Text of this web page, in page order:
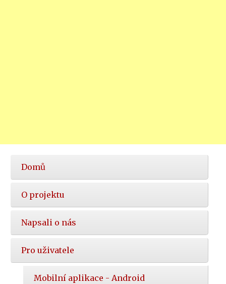
Hlavní
nabídka
Domů
O projektu
Napsali o nás
Pro uživatele
Mobilní aplikace - Android